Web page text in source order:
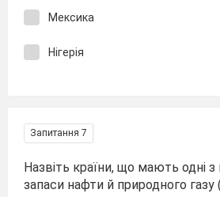
Мексика
Нігерія
Запитання 7
Назвіть країни, що мають одні з
запаси нафти й природного газу (